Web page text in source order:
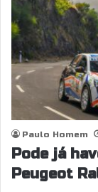
Paulo Homem
Pode já
Peugeot